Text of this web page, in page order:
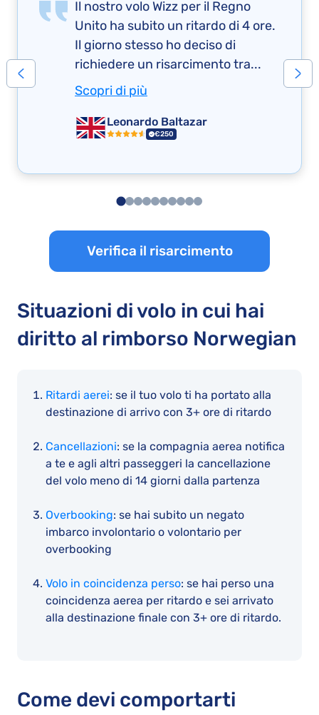
Il nostro volo Wizz per il Regno
Unito ha subito un ritardo di 4 ore.
Il giorno stesso ho deciso di
richiedere un risarcimento tra...
Scopri di più
Leonardo Baltazar
€250
Verifica il risarcimento
Situazioni di volo in cui hai
diritto al rimborso Norwegian
Ritardi aerei: se il tuo volo ti ha portato alla
destinazione di arrivo con 3+ ore di ritardo
Cancellazioni: se la compagnia aerea notifica
a te e agli altri passeggeri la cancellazione
del volo meno di 14 giorni dalla partenza
Overbooking: se hai subito un negato
imbarco involontario o volontario per
overbooking
Volo in coincidenza perso: se hai perso una
coincidenza aerea per ritardo e sei arrivato
alla destinazione finale con 3+ ore di ritardo.
Come devi comportarti